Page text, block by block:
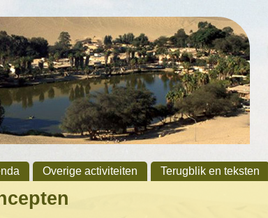
Overige activiteiten Terugblik en teksten